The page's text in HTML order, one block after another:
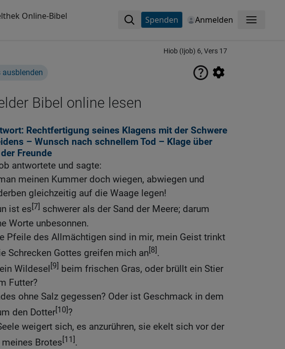
Online-Bibel Spenden Anmelden Menü
Hiob (Ijob) 6, Vers 17
ausblenden
Bibel online lesen
Rechtfertigung seines Klagens mit der Schwere
– Wunsch nach schnellem Tod – Klage über
Freunde
antwortete und sagte:
meinen Kummer doch wiegen, abwiegen und
gleichzeitig auf die Waage legen!
ist es[7] schwerer als der Sand der Meere; darum
Worte unbesonnen.
Pfeile des Allmächtigen sind in mir, mein Geist trinkt
Schrecken Gottes greifen mich an[8].
Wildesel [9] beim frischen Gras, oder brüllt ein Stier
Futter?
ohne Salz gegessen? Oder ist Geschmack in dem
den Dotter[10]?
weigert sich, es anzurühren, sie ekelt sich vor der
Brotes[11].